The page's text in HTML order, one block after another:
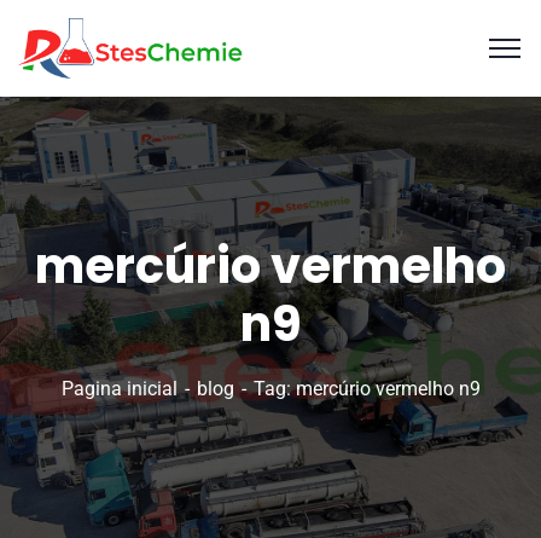
mercúrio vermelho
n9
Pagina inicial blog Tag: mercúrio vermelho n9